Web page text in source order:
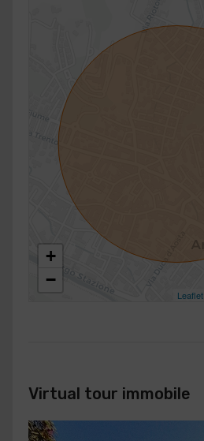
+
−
Leaflet
Virtual tour immobile